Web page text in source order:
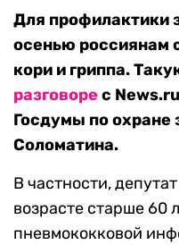
Для профилактики
осенью россиянам
кори и гриппа.
разговоре с
Госдумы по охране
Соломатина.
В частности,
возрасте старше 60
пневмококковой